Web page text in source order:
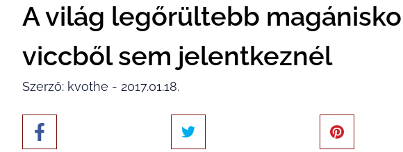
A világ legőrültebb
viccből sem jelentkeznél
Szerző: kvothe - 2017.01.18.